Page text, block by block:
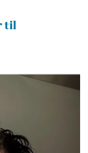
til